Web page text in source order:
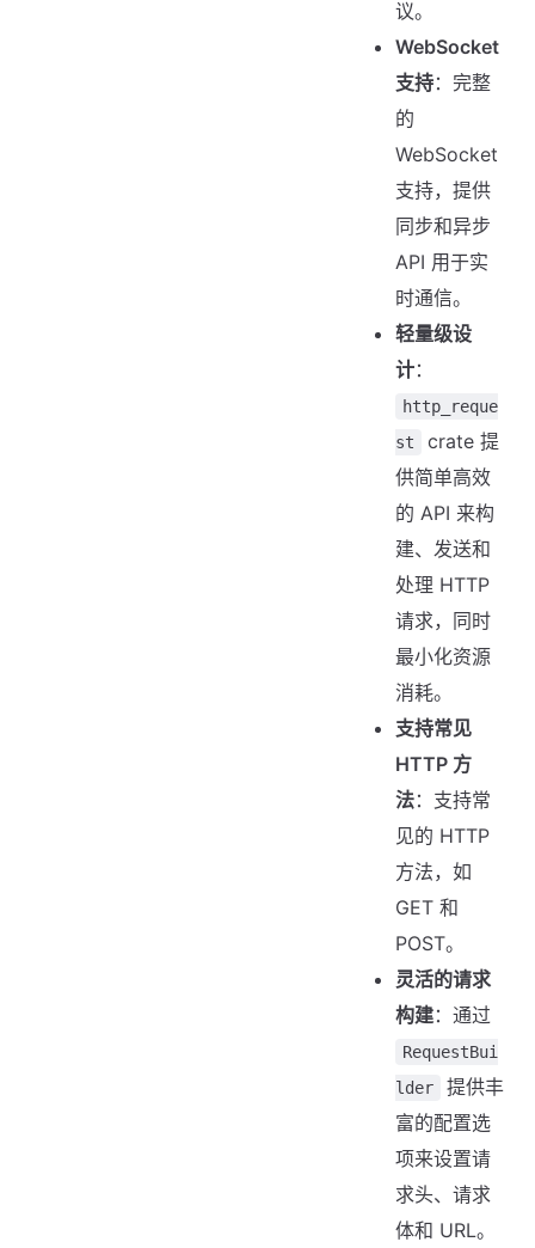
议。
WebSocket
支持：完整
的
WebSocket
支持，提供
同步和异步
API 用于实
时通信。
轻量级设
计：
http_reque
st
crate 提
供简单高效
的 API 来构
建、发送和
处理 HTTP
请求，同时
最小化资源
消耗。
支持常见
HTTP 方
法：支持常
见的 HTTP
方法，如
GET 和
POST。
灵活的请求
构建：通过
RequestBui
lder
提供丰
富的配置选
项来设置请
求头、请求
体和 URL。